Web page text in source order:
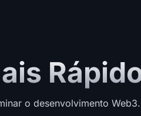
o desenvolvimento Web3.